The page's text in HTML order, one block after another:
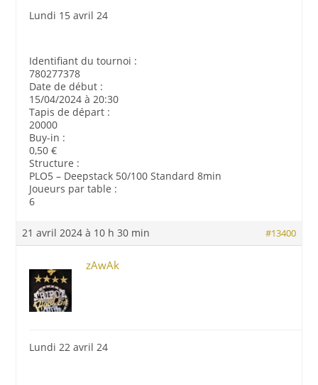
Lundi 15 avril 24
Identifiant du tournoi :
780277378
Date de début :
15/04/2024 à 20:30
Tapis de départ :
20000
Buy-in :
0,50 €
Structure :
PLO5 – Deepstack 50/100 Standard 8min
Joueurs par table :
6
21 avril 2024 à 10 h 30 min #13400
zAwAk
Lundi 22 avril 24